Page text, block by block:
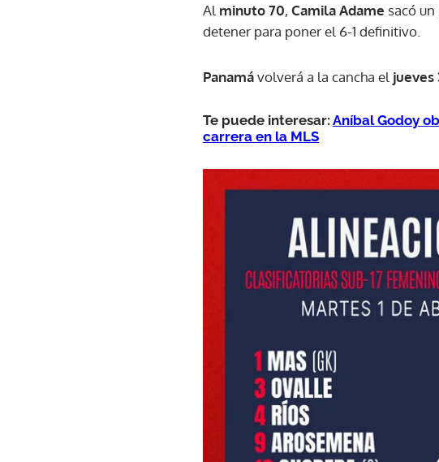
Al minuto 70, Camila Adame sacó
detener para poner el 6-1 definitivo.
Panamávolverá a la cancha el jueves
Te puede interesar: Aníbal Godoy
carrera en la MLS